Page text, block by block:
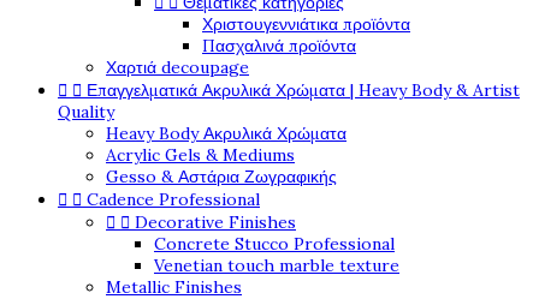
Χριστουγεννιάτικα προϊόντα
Πασχαλινά προϊόντα
Χαρτιά decoupage
  Επαγγελματικά Ακρυλικά Χρώματα | Heavy Body & Artist
Quality
Heavy Body Ακρυλικά Χρώματα
Acrylic Gels & Mediums
Gesso & Αστάρια Ζωγραφικής
  Cadence Professional
  Decorative Finishes
Concrete Stucco Professional
Venetian touch marble texture
Metallic Finishes